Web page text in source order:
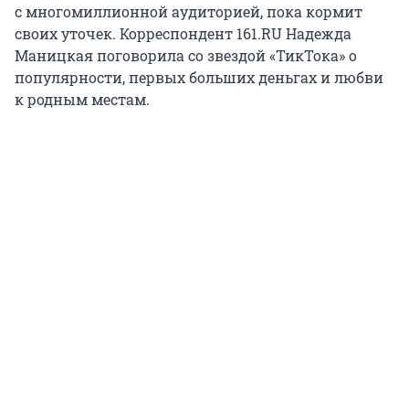
с многомиллионной аудиторией, пока кормит
своих уточек. Корреспондент 161.RU Надежда
Маницкая поговорила со звездой «ТикТока» о
популярности, первых больших деньгах и любви
к родным местам.